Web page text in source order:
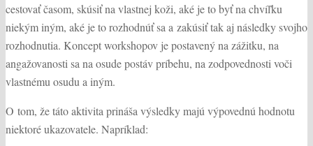
cestovať časom, skúsiť na vlastnej koži, aké je to byť na chvíľku
niekým iným, aké je to rozhodnúť sa a zakúsiť tak aj následky svojho
rozhodnutia. Koncept workshopov je postavený na zážitku, na
angažovanosti sa na osude postáv príbehu, na zodpovednosti voči
vlastnému osudu a iným.
O tom, že táto aktivita prináša výsledky majú výpovednú hodnotu
niektoré ukazovatele. Napríklad: